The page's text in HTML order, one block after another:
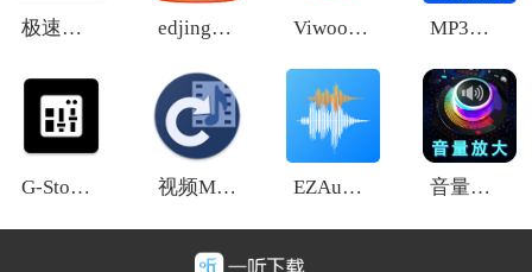
极速音频转换器 edjingMix Viwoo音频格式转换器 MP3转换提取神器
G-Stomper Producer 视频MP3转换器 EZAudioCutMT 音量增强放大器